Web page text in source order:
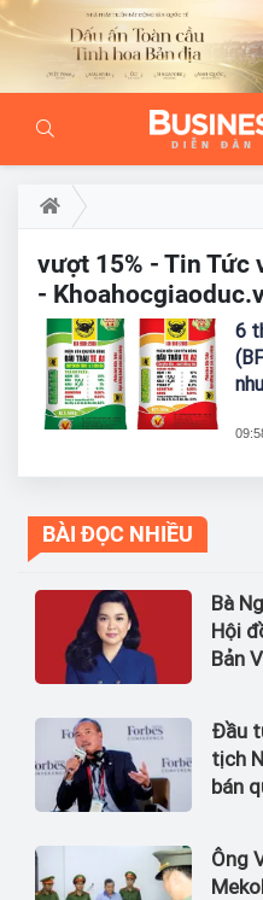
vượt 15% - Tin Tức
-
6
BÀI ĐỌC NHIỀU
Bà
Hội
Bản
Đầu
tịch
bán
Ông